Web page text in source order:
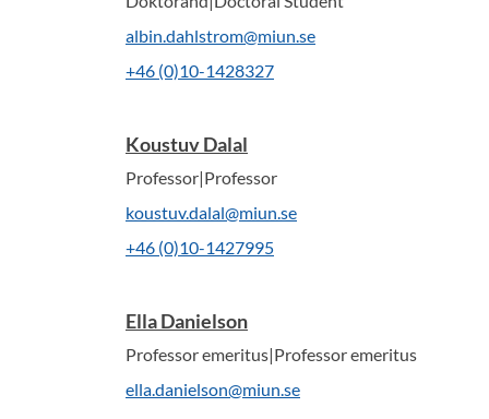
albin.dahlstrom@miun.se
+46 (0)10-1428327
Koustuv Dalal
Professor|Professor
koustuv.dalal@miun.se
+46 (0)10-1427995
Ella Danielson
Professor emeritus|Professor emeritus
ella.danielson@miun.se